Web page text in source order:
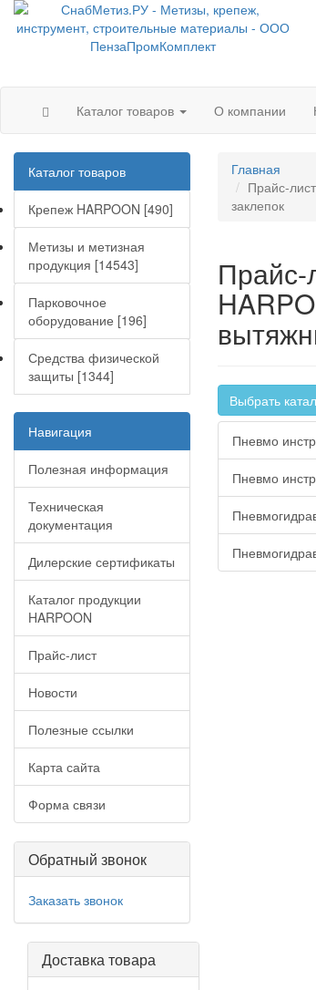
Каталог товаров О компании
Каталог товаров
Крепеж HARPOON [490]
Метизы и метизная
продукция [14543]
Парковочное
оборудование [196]
Средства физической
защиты [1344]
Навигация
Полезная информация
Техническая
документация
Дилерские сертификаты
Каталог продукции
HARPOON
Прайс-лист
Новости
Полезные ссылки
Карта сайта
Форма связи
Обратный звонок
Заказать звонок
Главная
Прайс-
заклепок
Прайс-
Выбрать
Пневмо
Пневмо
Доставка товара